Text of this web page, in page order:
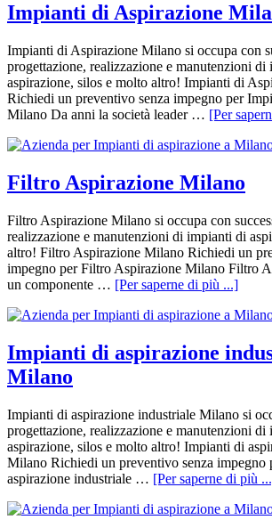
Impianti di Aspirazione
Impianti di Aspirazione Milano si occupa con
progettazione, realizzazione e manutenzioni di
aspirazione, silos e molto altro! Impianti di
Richiedi un preventivo senza impegno per
Milano Da anni la società leader … [Per
Filtro Aspirazione Milano
Filtro Aspirazione Milano si occupa con
realizzazione e manutenzioni di impianti di
altro! Filtro Aspirazione Milano Richiedi un
impegno per Filtro Aspirazione Milano Filtro
un componente … [Per saperne di più ...]
Impianti di aspirazione
Milano
Impianti di aspirazione industriale Milano si
progettazione, realizzazione e manutenzioni di
aspirazione, silos e molto altro! Impianti di
Milano Richiedi un preventivo senza impegno
aspirazione industriale … [Per saperne di più